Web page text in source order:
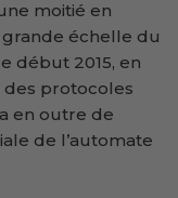
moitié en
grande échelle du
début 2015, en
des protocoles
en outre de
de l’automate